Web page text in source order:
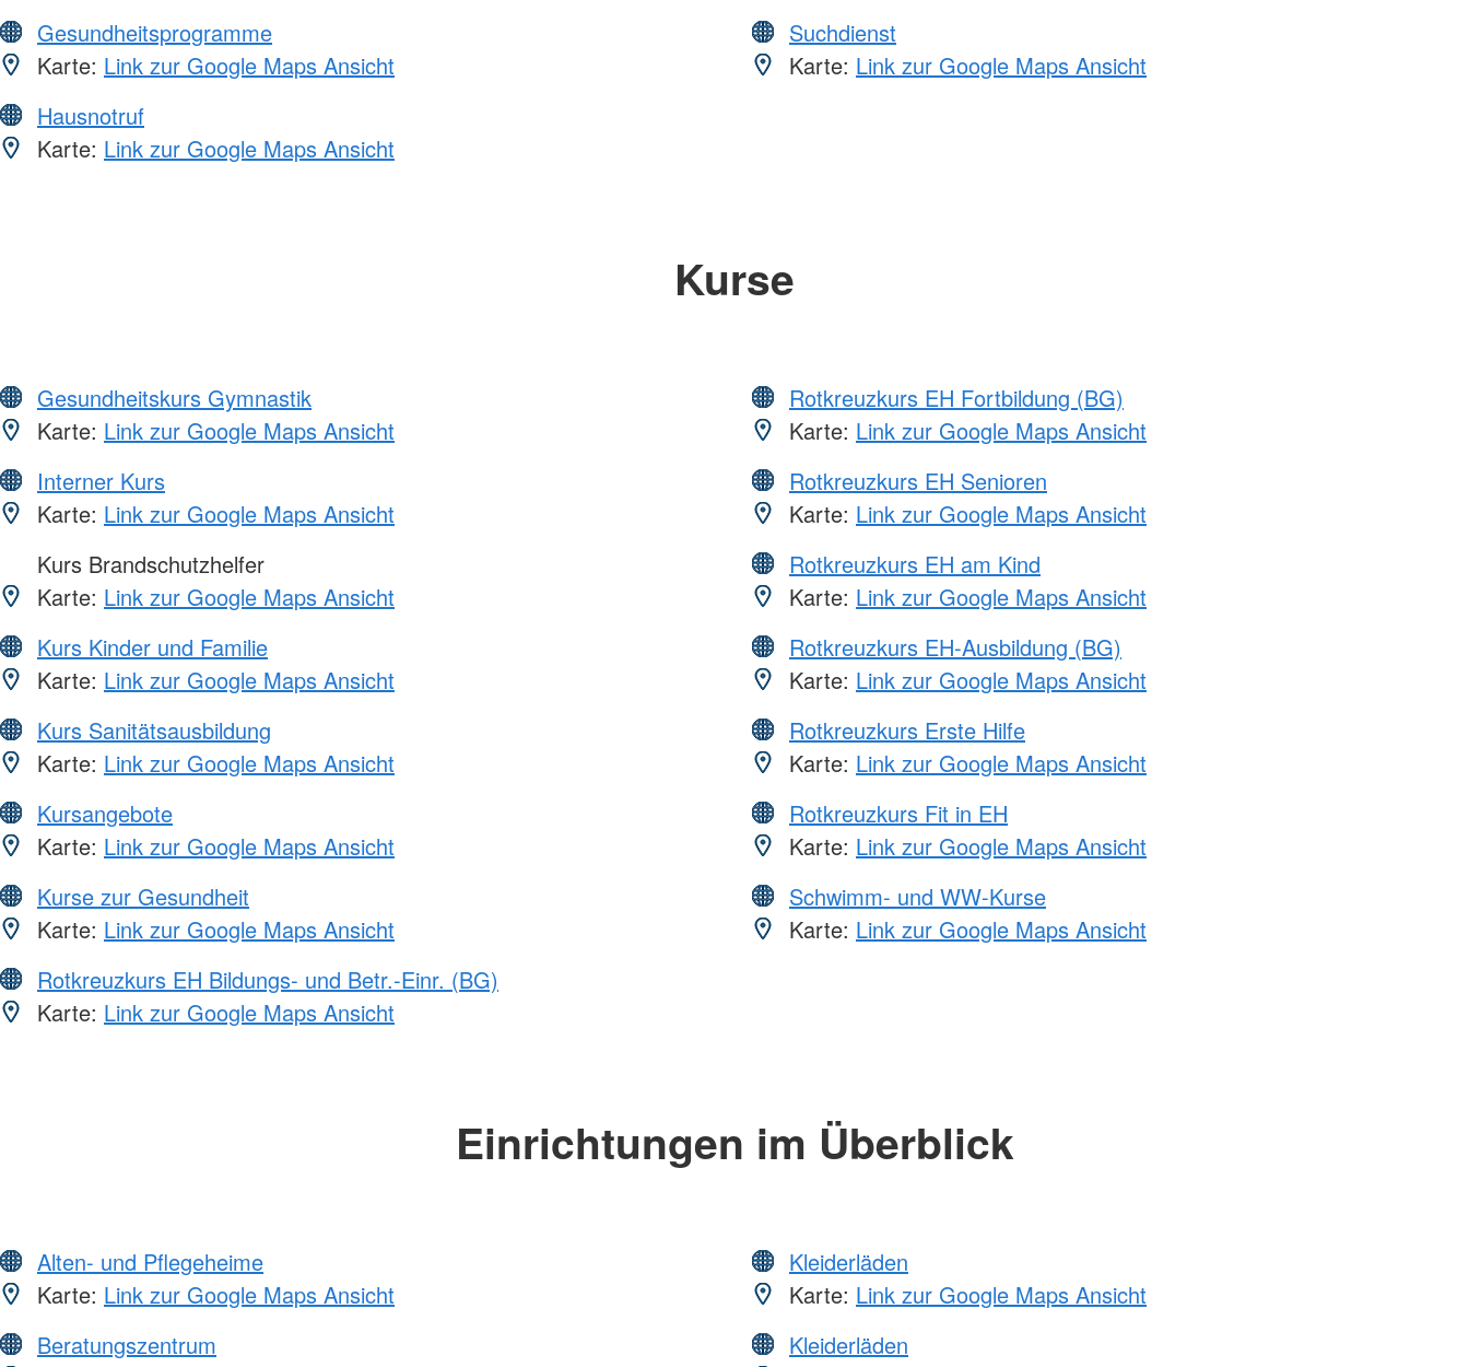
Gesundheitsprogramme
Karte: Link zur Google Maps Ansicht
Hausnotruf
Karte: Link zur Google Maps Ansicht
Suchdienst
Karte: Link zur Google Maps Ansicht
Kurse
Gesundheitskurs Gymnastik
Karte: Link zur Google Maps Ansicht
Interner Kurs
Karte: Link zur Google Maps Ansicht
Kurs Brandschutzhelfer
Karte: Link zur Google Maps Ansicht
Kurs Kinder und Familie
Karte: Link zur Google Maps Ansicht
Kurs Sanitätsausbildung
Karte: Link zur Google Maps Ansicht
Kursangebote
Karte: Link zur Google Maps Ansicht
Kurse zur Gesundheit
Karte: Link zur Google Maps Ansicht
Rotkreuzkurs EH Bildungs- und Betr.-Einr. (BG)
Karte: Link zur Google Maps Ansicht
Rotkreuzkurs EH Fortbildung (BG)
Karte: Link zur Google Maps Ansicht
Rotkreuzkurs EH Senioren
Karte: Link zur Google Maps Ansicht
Rotkreuzkurs EH am Kind
Karte: Link zur Google Maps Ansicht
Rotkreuzkurs EH-Ausbildung (BG)
Karte: Link zur Google Maps Ansicht
Rotkreuzkurs Erste Hilfe
Karte: Link zur Google Maps Ansicht
Rotkreuzkurs Fit in EH
Karte: Link zur Google Maps Ansicht
Schwimm- und WW-Kurse
Karte: Link zur Google Maps Ansicht
Einrichtungen im Überblick
Alten- und Pflegeheime
Karte: Link zur Google Maps Ansicht
Beratungszentrum
Kleiderläden
Karte: Link zur Google Maps Ansicht
Kleiderläden